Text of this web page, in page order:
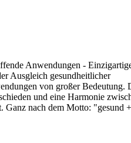
Anwendungen -
Ausgleich gesundheitlicher
von großer Bedeutung.
und eine Harmonie
Ganz nach dem Motto: "gesund